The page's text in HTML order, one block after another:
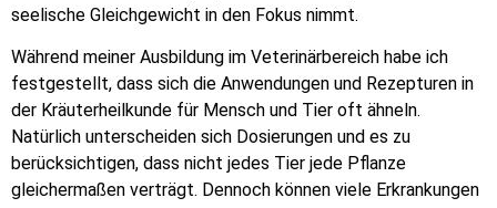
seelische Gleichgewicht in den Fokus nimmt.
Während meiner Ausbildung im Veterinärbereich habe ich
festgestellt, dass sich die Anwendungen und Rezepturen in
der Kräuterheilkunde für Mensch und Tier oft ähneln.
Natürlich unterscheiden sich Dosierungen und es zu
berücksichtigen, dass nicht jedes Tier jede Pflanze
gleichermaßen verträgt. Dennoch können viele Erkrankungen